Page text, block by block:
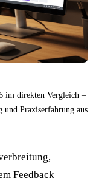
im direkten Vergleich –
Praxiserfahrung aus
Feedback